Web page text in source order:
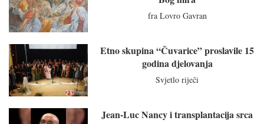
fra Lovro Gavran
Etno skupina “Čuvarice” proslavile 15
godina djelovanja
Svjetlo riječi
Jean-Luc Nancy i transplantacija srca